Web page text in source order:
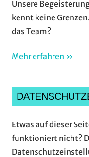
Unsere
kennt keine
das Team?
Mehr erfahren »
Etwas auf dieser
funktioniert nicht?